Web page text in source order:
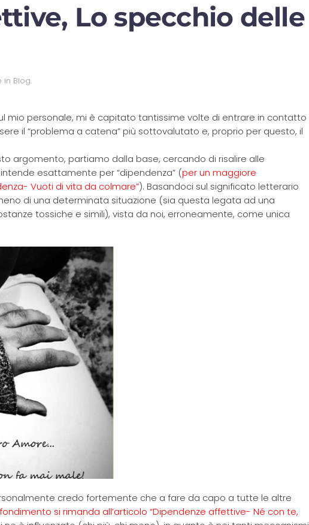
Lo specchio delle
in Blog.
mio personale, mi è capitato tantissime volte di entrare in contatto
il “problema a catena” più sottovalutato e, proprio per questo, il
argomento, partiamo dalla base, cercando di risalire alle
esattamente per “dipendenza” (per un maggiore
Vuoti di vita da colmare”). Basandoci sul significato letterario
di una determinata situazione (sia questa legata ad una
tossiche e simili), vista da noi, erroneamente, come unica
credo fortemente che a fare da capo a tutte le altre
si rimanda all’articolo “Dipendenze affettive- Né con te,